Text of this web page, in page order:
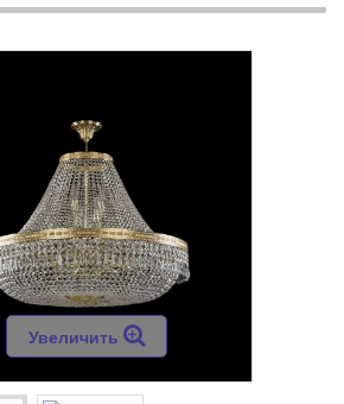
Увеличить